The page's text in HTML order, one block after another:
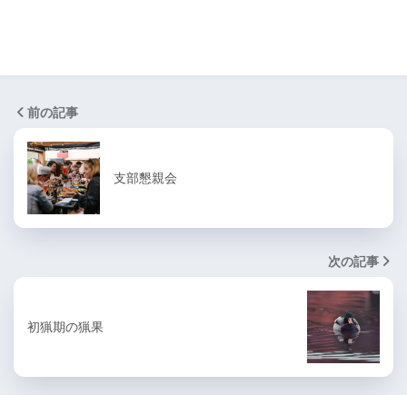
前の記事
支部懇親会
次の記事
初猟期の猟果